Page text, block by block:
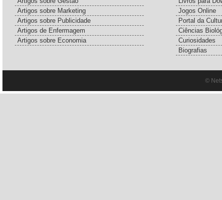
Artigos sobre Marketing
Artigos sobre Publicidade
Artigos de Enfermagem
Artigos sobre Economia
Jogos Online
Portal da
Ciências
Curiosidades
Biografias
©